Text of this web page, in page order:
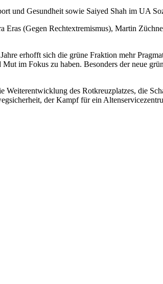
und Gesundheit sowie Saiyed Shah im UA
(Gegen Rechtextremismus), Martin
erhofft sich die grüne Fraktion mehr
im Fokus zu haben. Besonders der neue
Weiterentwicklung des Rotkreuzplatzes, die
der Kampf für ein